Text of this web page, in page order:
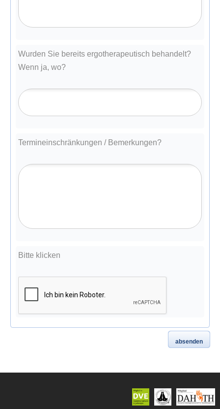
Wurden Sie bereits ergotherapeutisch behandelt?
Wenn ja, wo?
Termineinschränkungen / Bemerkungen?
Bitte klicken
absenden